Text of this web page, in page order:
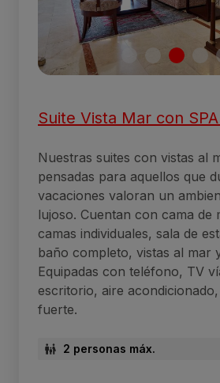
Suite Vista Mar con
Nuestras suites con vistas al
pensadas para aquellos que
vacaciones valoran un
lujoso. Cuentan con cama de
camas individuales, sala de
baño completo, vistas al mar
Equipadas con teléfono, TV
escritorio, aire
fuerte.
2 personas máx.